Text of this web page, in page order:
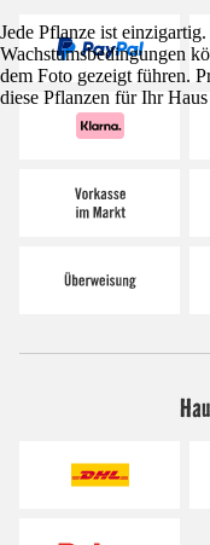
Jede Pflanze ist
Wachstumsbedingungen
dem Foto gezeigt führen.
diese Pflanzen für Ihr